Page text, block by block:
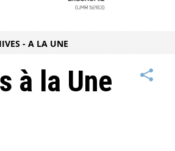
- A LA UNE
à la Une